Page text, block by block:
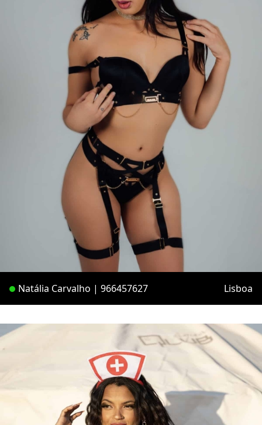
Natália Carvalho | 966457627 Lisboa